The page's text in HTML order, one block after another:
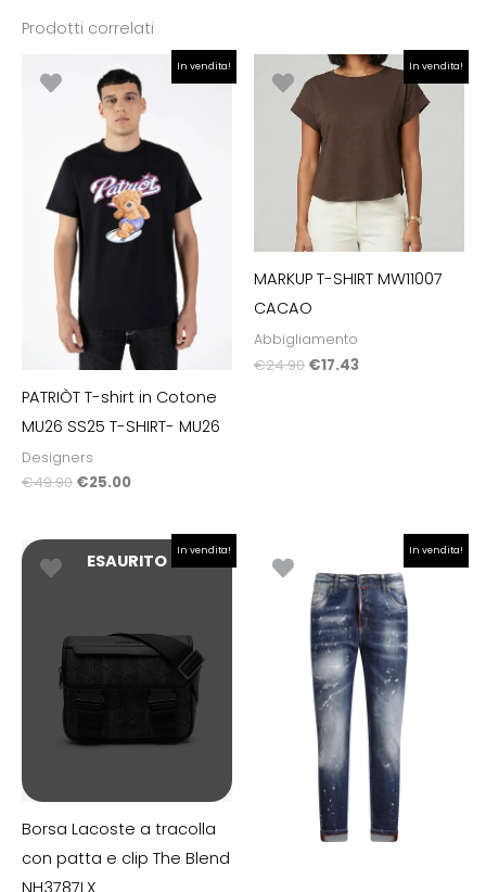
Prodotti correlati
In vendita!
PATRIÒT T-shirt in Cotone
MU26 SS25 T-SHIRT- MU26
Designers
€49.90
prezzo
originale
era:
€49.90.
€25.00
prezzo
attuale
è:
€25.00.
In vendita!
MARKUP T-SHIRT MW11007
CACAO
Abbigliamento
€24.90
prezzo
era:
€24.90.
€17.43
Il
prezzo
attuale
In vendita!
ESAURITO
Borsa Lacoste a tracolla
con patta e clip The Blend
NH3787LX
prezzoprezzo
In vendita!
originale
era:
€199.00.
prezzo
attuale
è:
€99.00.